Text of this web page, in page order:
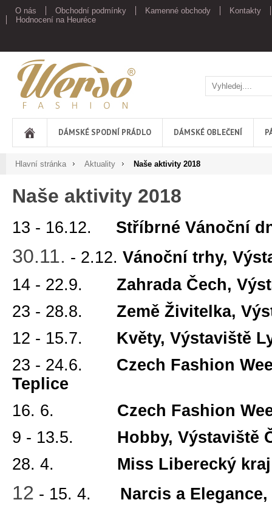
O nás Obchodní podmínky Kamenné obchody
Kontakty
Hodnocení na Heuréce
Werso
DÁMSKÉ SPODNÍ PRÁDLO DÁMSKÉ OBLEČENÍ
Hlavní stránka Aktuality Naše aktivity 2018
Naše aktivity 2018
13 - 16.12. Stříbrné Vánoční
30.11. - 2.12. Vánoční trhy,
14 - 22.9.
Zahrada Čech,
23 - 28.8. Země Živitelka,
12 - 15.7.
Květy, Výstaviště
23 - 24.6. Czech Fashion
Teplice
16. 6.
Czech Fashion
9 - 13.5. Hobby, Výstaviště
28. 4. Miss Liberecký
12 - 15. 4. Narcis a